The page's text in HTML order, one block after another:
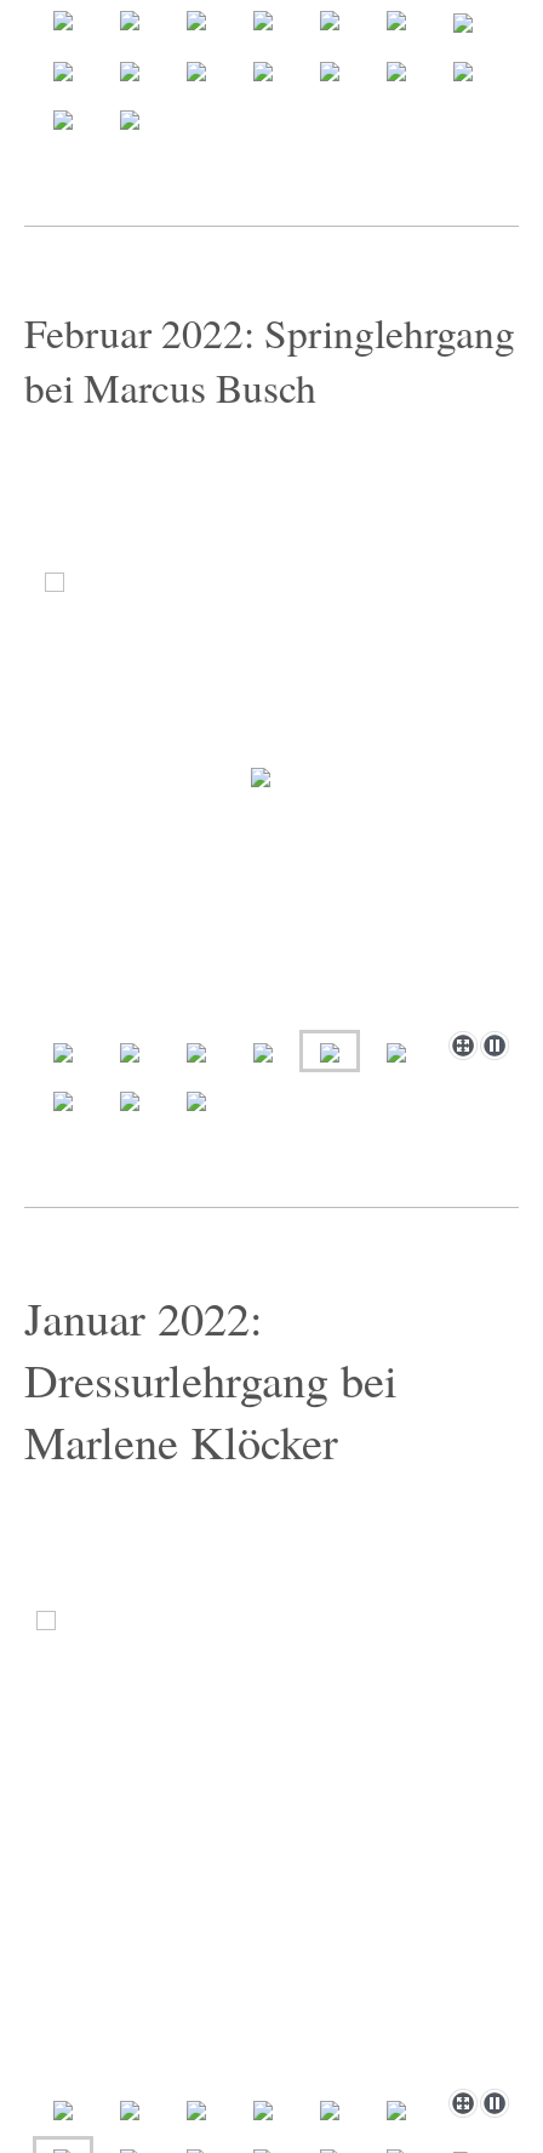
Februar 2022: Springlehrgang
bei Marcus Busch
Januar 2022:
Dressurlehrgang bei
Marlene Klöcker